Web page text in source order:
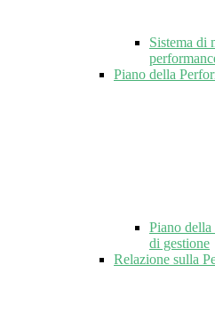
Sistema di
Piano della
Piano della
di gestione
Relazione sulla